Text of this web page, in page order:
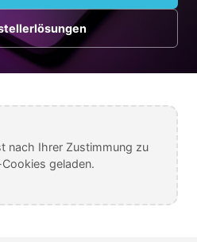
IT-
PAM –
Hersteller
Übersicht
Microsoft
+43
nach Ihrer Zustimmung zu
geladen.